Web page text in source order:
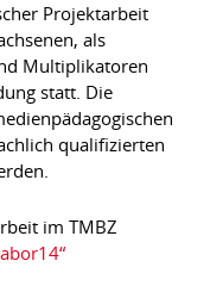
Projektarbeit
als
Multiplikatoren
statt. Die
qualifizierten
im TMBZ